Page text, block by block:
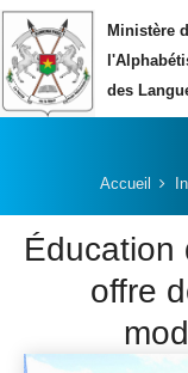
Aller au contenuMinistère
des
Vous êtes ici:Accueil
Éducation
offre